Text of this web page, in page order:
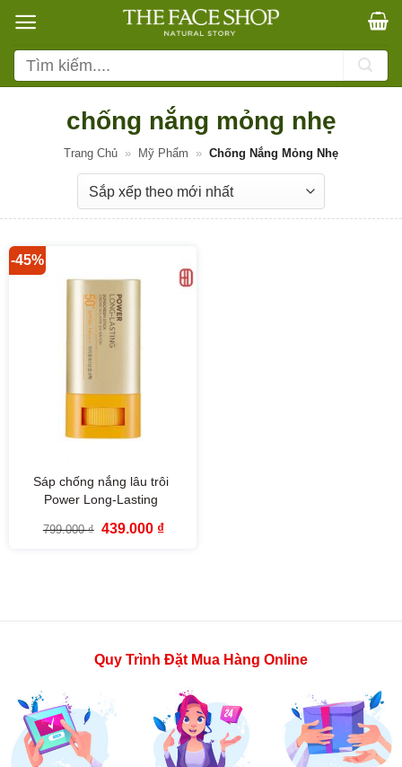
qua
nội
dung
Tìm
kiếm:
chống nắng mỏng nhẹ
Trang Chủ » Mỹ Phẩm » Chống Nắng Mỏng Nhẹ
-45%
Sáp chống nắng lâu trôi
Power Long-Lasting
PA++++ The Face Shop
799.000₫ Giá
439.000 ₫Giá
Quy Trình Đặt Mua Hàng Online